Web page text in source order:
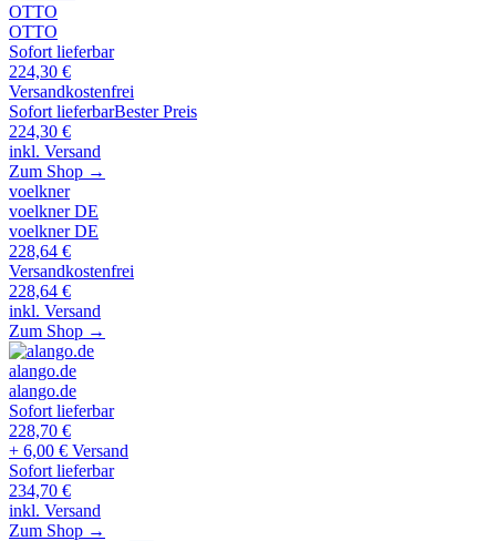
OTTO
OTTO
Sofort lieferbar
224,30 €
Versandkostenfrei
Sofort lieferbarBester Preis
224,30 €
inkl. Versand
Zum Shop →
voelkner
voelkner DE
voelkner DE
228,64 €
Versandkostenfrei
228,64 €
inkl. Versand
Zum Shop →
alango.de
alango.de
Sofort lieferbar
228,70 €
+ 6,00 € Versand
Sofort lieferbar
234,70 €
inkl. Versand
Zum Shop →